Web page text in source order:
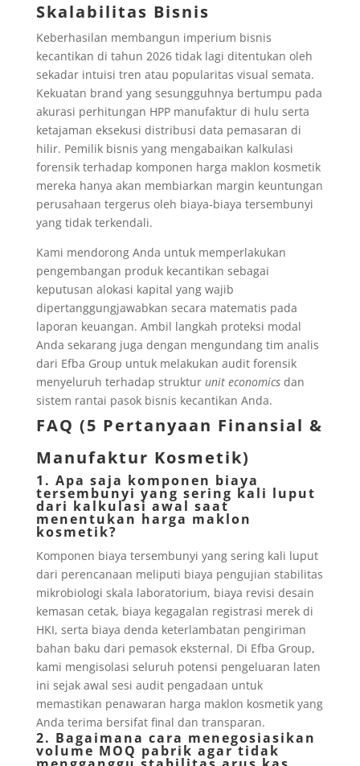
Skalabilitas Bisnis
Keberhasilan membangun imperium bisnis
kecantikan di tahun 2026 tidak lagi ditentukan oleh
sekadar intuisi tren atau popularitas visual semata.
Kekuatan brand yang sesungguhnya bertumpu pada
akurasi perhitungan HPP manufaktur di hulu serta
ketajaman eksekusi distribusi data pemasaran di
hilir. Pemilik bisnis yang mengabaikan kalkulasi
forensik terhadap komponen harga maklon kosmetik
mereka hanya akan membiarkan margin keuntungan
perusahaan tergerus oleh biaya-biaya tersembunyi
yang tidak terkendali.
Kami mendorong Anda untuk memperlakukan
pengembangan produk kecantikan sebagai
keputusan alokasi kapital yang wajib
dipertanggungjawabkan secara matematis pada
laporan keuangan. Ambil langkah proteksi modal
Anda sekarang juga dengan mengundang tim analis
dari Efba Group untuk melakukan audit forensik
menyeluruh terhadap struktur unit economicsdan
sistem rantai pasok bisnis kecantikan Anda.
FAQ (5 Pertanyaan Finansial &
Manufaktur Kosmetik)
1. Apa saja komponen biaya
tersembunyi yang sering kali luput
dari kalkulasi awal saat
menentukan harga maklon
kosmetik?
Komponen biaya tersembunyi yang sering kali luput
dari perencanaan meliputi biaya pengujian stabilitas
mikrobiologi skala laboratorium, biaya revisi desain
kemasan cetak, biaya kegagalan registrasi merek di
HKI, serta biaya denda keterlambatan pengiriman
bahan baku dari pemasok eksternal. Di Efba Group,
kami mengisolasi seluruh potensi pengeluaran laten
ini sejak awal sesi audit pengadaan untuk
memastikan penawaran harga maklon kosmetik yang
Anda terima bersifat final dan transparan.
2. Bagaimana cara menegosiasikan
volume MOQ pabrik agar tidak